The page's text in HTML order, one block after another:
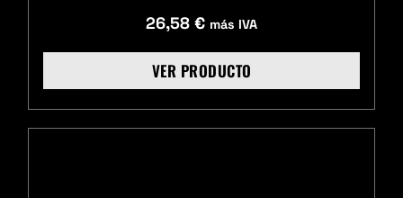
26,58 € más IVA
VER PRODUCTO